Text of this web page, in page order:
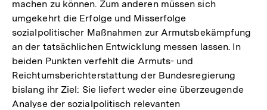
machen zu können. Zum anderen müssen sich
umgekehrt die Erfolge und Misserfolge
sozialpolitischer Maßnahmen zur Armutsbekämpfung
an der tatsächlichen Entwicklung messen lassen. In
beiden Punkten verfehlt die Armuts- und
Reichtumsberichterstattung der Bundesregierung
bislang ihr Ziel: Sie liefert weder eine überzeugende
Analyse der sozialpolitisch relevanten